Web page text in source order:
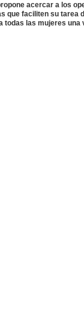
acercar a los
que faciliten su tarea
las mujeres una